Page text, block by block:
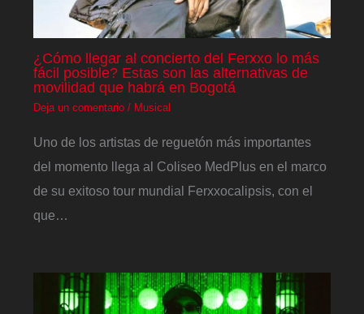
¿Cómo llegar al concierto del Ferxxo lo más
fácil posible? Estas son las alternativas de
movilidad que habrá en Bogotá
Deja un comentario / Musical
Uno de los artistas de reguetón más importantes
del momento llega al Coliseo MedPlus en el marco
de su exitoso tour mundial Ferxxocalipsis, con el
que…